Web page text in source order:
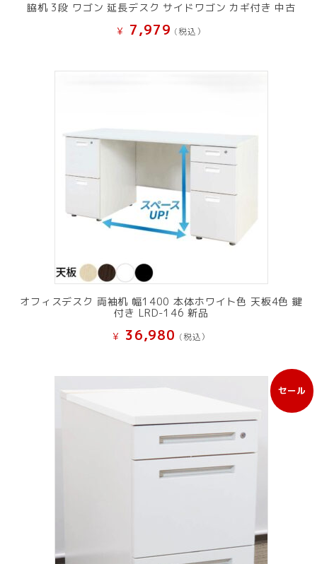
脇机 3段 ワゴン 延長デスク サイドワゴン カギ付き 中古
¥ 7,979 (税込）
オフィスデスク 両袖机 幅1400 本体ホワイト色 天板4色 鍵
付き LRD-146 新品
¥ 36,980 (税込）
セール
販
売